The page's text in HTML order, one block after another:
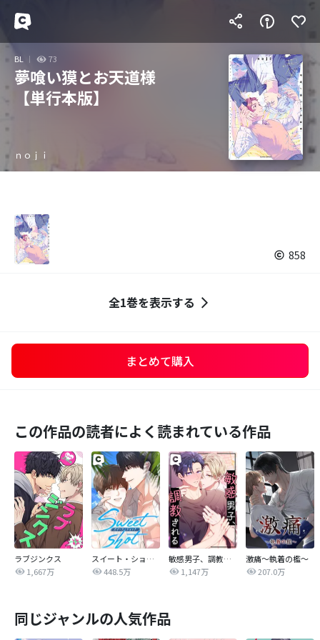
BL 73
夢喰い獏とお天道様
【単行本版】
ｎｏｊｉ
858
全1巻を表示する
まとめて購入
この作品の読者によく読まれている作品
ラブジンクス
1,667万
スイート・ショット
448.5万
敏感男子、調教される
1,147万
激痛～執着の檻～
207.0万
同じジャンルの人気作品